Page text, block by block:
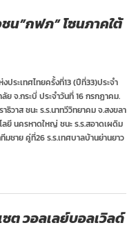
น”กฟภ” โซนภาคใต้
ขัน
เลย์บอล
ชน”กฟภ”
ระเทศไทยครั้งที่13 (ปีที่33)ประจำ
จ.กระบี่ ประจำวันที่ 16 กรกฏาคม.
วาส ชนะ ร.ร.นาทวีวิทยาคม จ.สงขลา
ลยี นครหาดใหญ่ ชนะ ร.ร.สอาดเผดิม
มชาย คู่ที่26 ร.ร.เทศบาลบ้านย่านยาว
ซต วอลเลย์บอลเวิลด์